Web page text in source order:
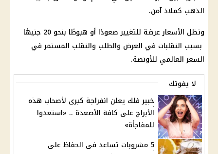
الذهب كملاذ آمن.
وتظل الأسعار عرضة للتغيير صعودًا أو هبوطًا بنحو 20 جنيهًا
بسبب التقلبات في العرض والطلب والتقلب المستمر في
السعر العالمي للأونصة.
لا يفوتك
خبير فلك يعلن انفراجة كبرى لأصحاب هذه
الأبراج على كافة الأصعدة .. «استعدوا
للمفاجأة»
5 مشروبات تساعد فى الحفاظ على